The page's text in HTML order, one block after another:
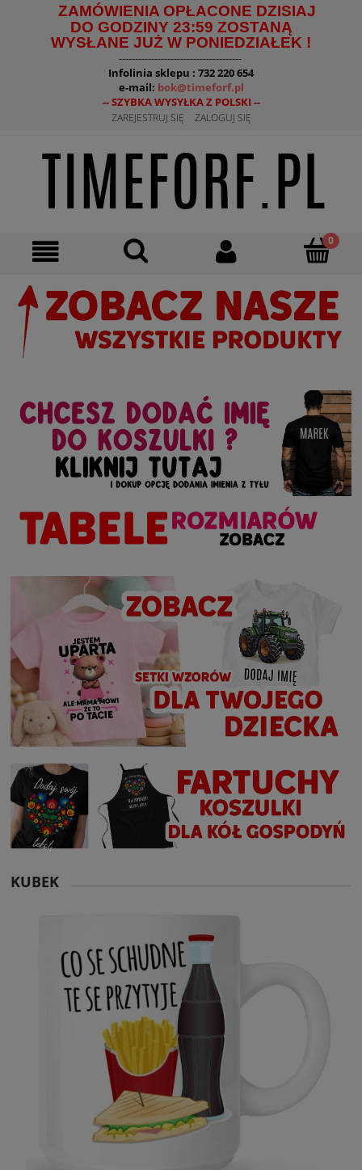
ZAMÓWIENIA OPŁACONE DZISIAJ
DO GODZINY 23:59 ZOSTANĄ
WYSŁANE JUŻ W PONIEDZIAŁEK !
--------------------------------------
Infolinia sklepu : 732 220 654
e-mail: bok@timeforf.pl
-- SZYBKA WYSYŁKA Z POLSKI --
ZAREJESTRUJ SIĘ ZALOGUJ SIĘ
KUBEK